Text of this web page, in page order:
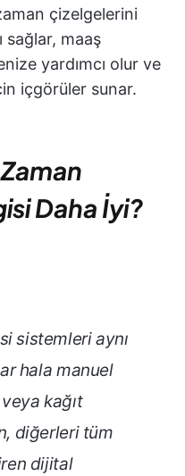
çizelgelerini
sağlar, maaş
yardımcı olur ve
içgörüler sunar.
Daha İyi?
sistemleri aynı
hala manuel
kağıt
diğerleri tüm
dijital